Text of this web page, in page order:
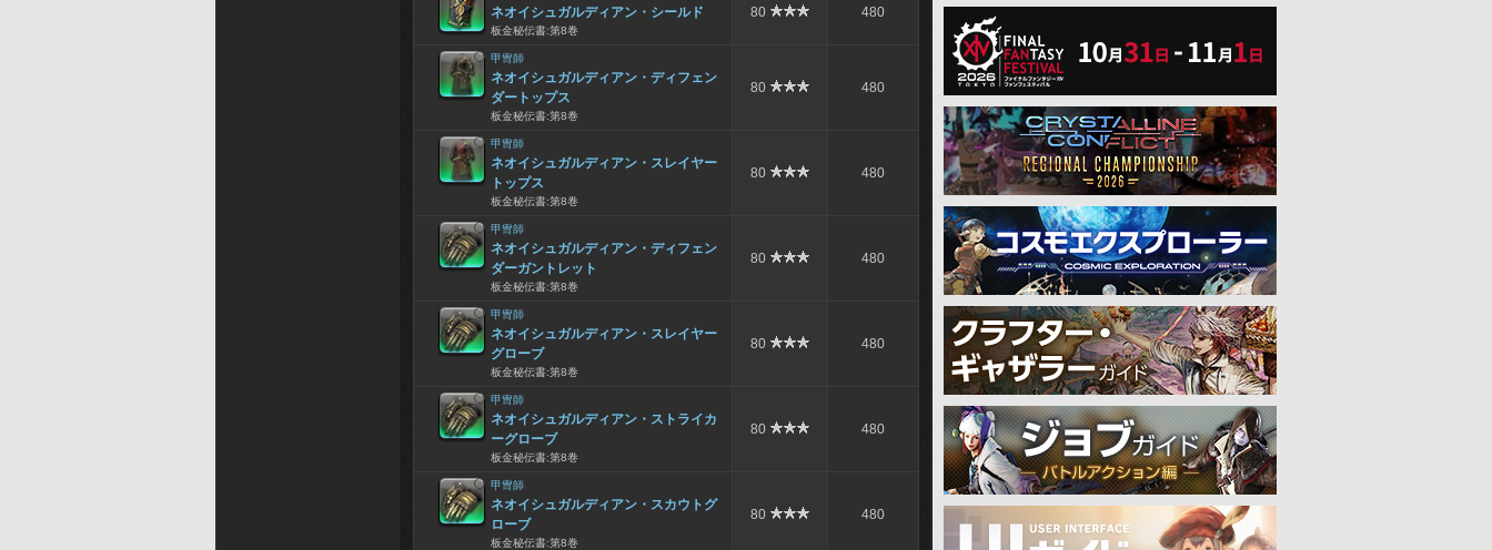
ネオイシュガルディアン・シールド
板金秘伝書:第8巻
80 480
甲冑師
ネオイシュガルディアン・ディフェン
ダートップス
板金秘伝書:第8巻
80 480
甲冑師
ネオイシュガルディアン・スレイヤー
トップス
板金秘伝書:第8巻
80 480
甲冑師
ネオイシュガルディアン・ディフェン
ダーガントレット
板金秘伝書:第8巻
80 480
甲冑師
ネオイシュガルディアン・スレイヤー
グローブ
板金秘伝書:第8巻
80 480
甲冑師
ネオイシュガルディアン・ストライカ
ーグローブ
板金秘伝書:第8巻
80 480
甲冑師
ネオイシュガルディアン・スカウトグ
ローブ
板金秘伝書:第8巻
80 480